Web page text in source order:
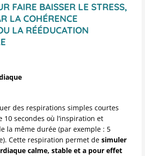
FAIRE BAISSER LE STRESS,
LA COHÉRENCE
LA RÉÉDUCATION
des respirations simples courtes
10 secondes où l’inspiration et
la même durée (par exemple : 5
Cette respiration permet desimuler
calme, stable et a pour effet